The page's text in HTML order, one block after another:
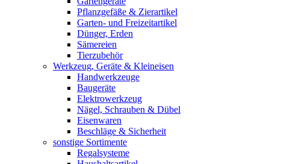
Pflanzgefäße & Zierartikel
Garten- und Freizeitartikel
Dünger, Erden
Sämereien
Tierzubehör
Werkzeug, Geräte & Kleineisen
Handwerkzeuge
Baugeräte
Elektrowerkzeug
Nägel, Schrauben & Dübel
Eisenwaren
Beschläge & Sicherheit
sonstige Sortimente
Regalsysteme